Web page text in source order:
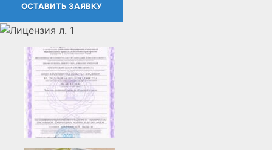
ОСТАВИТЬ ЗАЯВКУ